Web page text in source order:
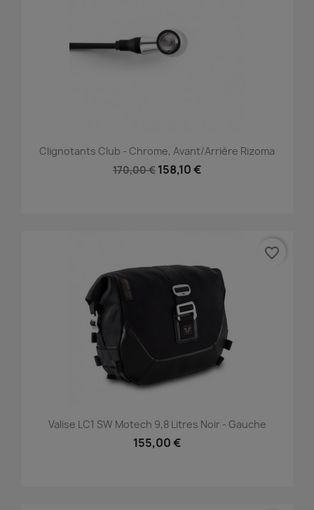
Clignotants Club - Chrome, Avant/Arrière Rizoma
170,00 € 158,10 €
Valise LC1 SW Motech 9,8 Litres Noir - Gauche
155,00 €
favorite_border